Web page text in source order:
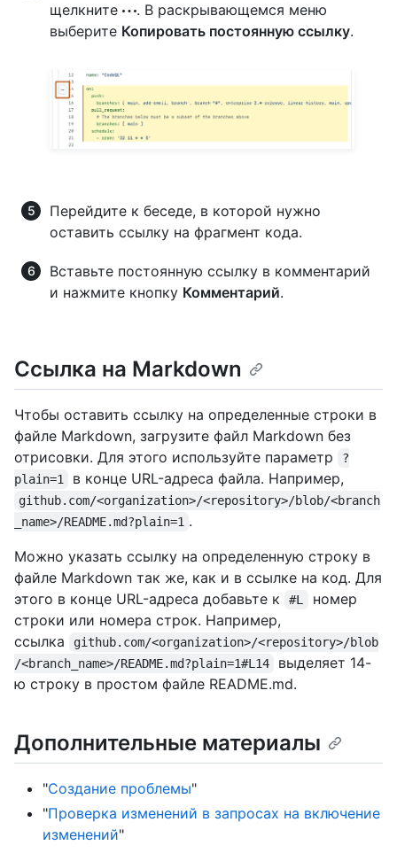
щелкните
. В раскрывающемся меню
выберите Копировать постоянную ссылку.
Перейдите к беседе, в которой нужно
оставить ссылку на фрагмент кода.
Вставьте постоянную ссылку в комментарий
и нажмите кнопку Комментарий.
Ссылка на Markdown
Чтобы оставить ссылку на определенные строки в
файле Markdown, загрузите файл Markdown без
отрисовки. Для этого используйте параметр
?
plain=1
в конце URL-адреса файла. Например,
github.com/<organization>/<repository>/blob/<branch
_name>/README.md?plain=1 .
Можно указать ссылку на определенную строку в
файле Markdown так же, как и в ссылке на код. Для
этого в конце URL-адреса добавьте к
#L
номер
строки или номера строк. Например,
ссылка
github.com/<organization>/<repository>/blob
/<branch_name>/README.md?plain=1#L14
выделяет 14-
ю строку в простом файле README.md.
Дополнительные материалы
"Создание проблемы"
"Проверка изменений в запросах на включение
изменений"